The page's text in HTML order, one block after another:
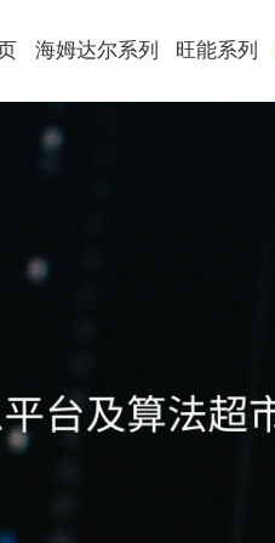
海姆达尔系列 旺能系列